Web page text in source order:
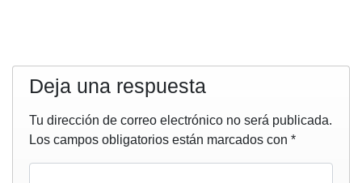
Deja una respuesta
Tu dirección de correo electrónico no será publicada.
Los campos obligatorios están marcados con *